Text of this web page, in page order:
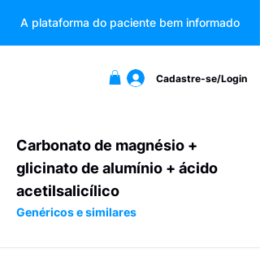
A plataforma do paciente bem informado
Cadastre-se/Login
Carbonato de magnésio +
glicinato de alumínio + ácido
acetilsalicílico
Genéricos e similares